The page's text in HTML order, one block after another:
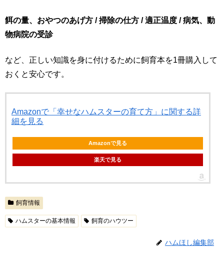
餌の量、おやつのあげ方 / 掃除の仕方 / 適正温度 / 病気、動
物病院の受診
など、正しい知識を身に付けるために飼育本を1冊購入して
おくと安心です。
Amazonで「幸せなハムスターの育て方」に関する詳
細を見る
Amazonで見る
楽天で見る
飼育情報
ハムスターの基本情報 飼育のハウツー
ハムほし編集部